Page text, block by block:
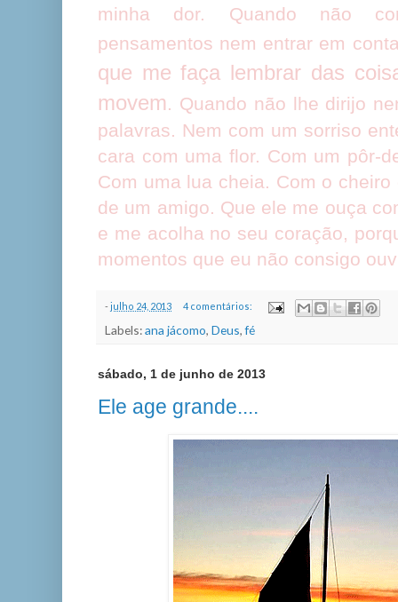
minha dor. Quando não
pensamentos nem entrar em
que me faça lembrar das
movem. Quando não lhe dirijo
palavras. Nem com um sorriso
cara com uma flor. Com um pôr-
Com uma lua cheia. Com o
de um amigo. Que ele me ouça
e me acolha no seu coração,
momentos que eu não consigo
-julho 24, 2013 4 comentários:
Labels:ana jácomo, Deus,fé
sábado, 1 de junho de 2013
Ele age grande....